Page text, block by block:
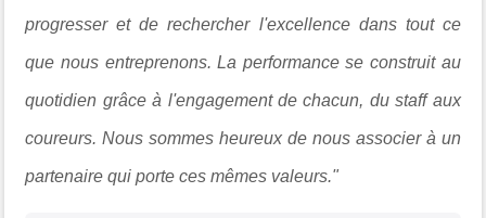
progresser et de rechercher l'excellence dans tout ce
que nous entreprenons. La performance se construit au
quotidien grâce à l'engagement de chacun, du staff aux
coureurs. Nous sommes heureux de nous associer à un
partenaire qui porte ces mêmes valeurs."